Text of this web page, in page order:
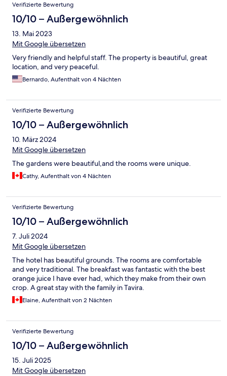
Verifizierte Bewertung
10/10 – Außergewöhnlich
13. Mai 2023
Mit Google übersetzen
Very friendly and helpful staff. The property is beautiful, great
location, and very peaceful.
Bernardo, Aufenthalt von 4 Nächten
Verifizierte Bewertung
10/10 – Außergewöhnlich
10. März 2024
Mit Google übersetzen
The gardens were beautiful,and the rooms were unique.
Cathy, Aufenthalt von 4 Nächten
Verifizierte Bewertung
10/10 – Außergewöhnlich
7. Juli 2024
Mit Google übersetzen
The hotel has beautiful grounds. The rooms are comfortable
and very traditional. The breakfast was fantastic with the best
orange juice I have ever had, which they make from their own
crop. A great stay with the family in Tavira.
Elaine, Aufenthalt von 2 Nächten
Verifizierte Bewertung
10/10 – Außergewöhnlich
15. Juli 2025
Mit Google übersetzen